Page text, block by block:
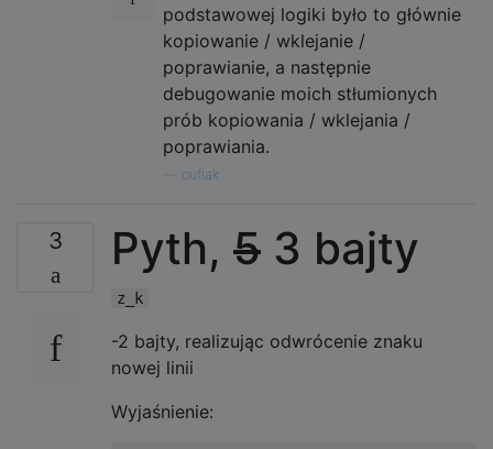
podstawowej logiki było to głównie
kopiowanie / wklejanie /
poprawianie, a następnie
debugowanie moich stłumionych
prób kopiowania / wklejania /
poprawiania.
ouflak
3 Pyth, 5 3 bajty
z_k
-2 bajty, realizując odwrócenie znaku
nowej linii
Wyjaśnienie: